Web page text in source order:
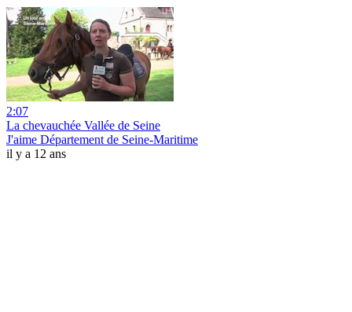
2:07
La chevauchée Vallée de Seine
J'aime Département de Seine-Maritime
il y a 12 ans